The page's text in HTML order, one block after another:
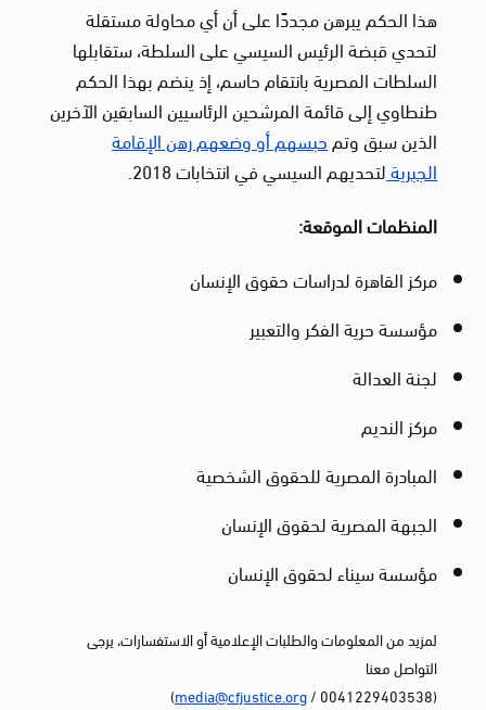
هذا الحكم يبرهن مجددًا على أن أي محاولة مستقلة
لتحدي قبضة الرئيس السيسي على السلطة، ستقابلها
السلطات المصرية بانتقام حاسم، إذ ينضم بهذا الحكم
طنطاوي إلى قائمة المرشحين الرئاسيين السابقين الآخرين
الذين سبق وتمحبسهم أو وضعهم رهن الإقامة
الجبريةلتحديهم السيسي في انتخابات 2018.
المنظمات الموقعة:
مركز القاهرة لدراسات حقوق الإنسان
مؤسسة حرية الفكر والتعبير
لجنة العدالة
مركز النديم
المبادرة المصرية للحقوق الشخصية
الجبهة المصرية لحقوق الإنسان
مؤسسة سيناء لحقوق الإنسان
لمزيد من المعلومات والطلبات الإعلامية أو الاستفسارات، يرجى
التواصل معنا
(0041229403538 /
media@cfjustice.org
)